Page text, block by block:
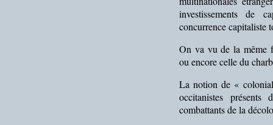
investissements de
concurrence capitaliste
On va vu de la même
ou encore celle du
La notion de «
occitanistes
combattants de la